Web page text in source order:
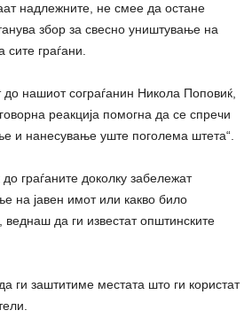
надлежните, не смее да остане
збор за свесно уништување на
граѓани.
до нашиот сограѓанин Никола Поповиќ,
реакција помогна да се спречи
и нанесување уште поголема штета“.
граѓаните доколку забележат
на јавен имот или какво било
да ги известат општинските
ги заштитиме местата што ги користат